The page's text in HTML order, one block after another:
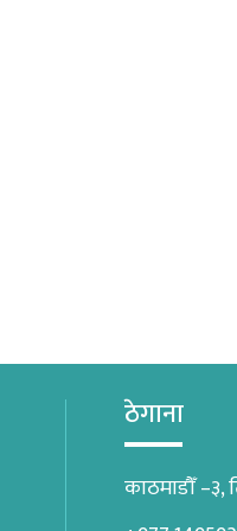
ठेगाना
काठमाडौँ –३,